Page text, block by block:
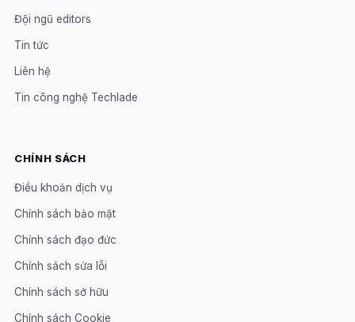
Đội ngũ editors
Tin tức
Liên hệ
Tin công nghệ Techlade
CHÍNH SÁCH
Điều khoản dịch vụ
Chính sách bảo mật
Chính sách đạo đức
Chính sách sửa lỗi
Chính sách sở hữu
Chính sách Cookie